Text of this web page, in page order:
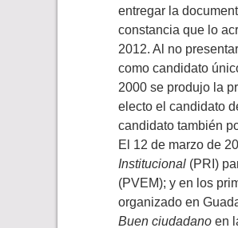
entregar la
constancia que lo
2012. Al no
como candidato
2000 se produjo la
electo el candidato
candidato también
El 12 de marzo de
Institucional (PRI)
(PVEM); y en los
organizado en
Buen ciudadano en